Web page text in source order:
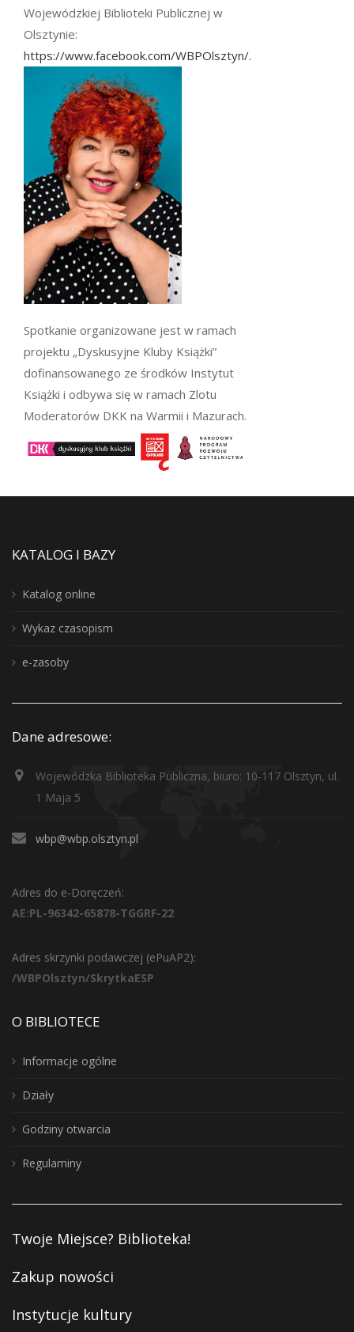
Wojewódzkiej Biblioteki Publicznej w
Olsztynie:
https://www.facebook.com/WBPOlsztyn/.
Spotkanie organizowane jest w ramach
projektu „Dyskusyjne Kluby Książki”
dofinansowanego ze środków Instytut
Książki i odbywa się w ramach Zlotu
Moderatorów DKK na Warmii i Mazurach.
KATALOG I BAZY
Katalog online
Wykaz czasopism
e-zasoby
Dane adresowe:
Wojewódzka Biblioteka Publiczna, biuro: 10-117 Olsztyn, ul.
1 Maja 5
wbp@wbp.olsztyn.pl
Adres do e-Doręczeń:
AE:PL-96342-65878-TGGRF-22
Adres skrzynki podawczej (ePuAP2):
/WBPOlsztyn/SkrytkaESP
O BIBLIOTECE
Informacje ogólne
Działy
Godziny otwarcia
Regulaminy
Twoje Miejsce? Biblioteka!
Zakup nowości
Instytucje kultury